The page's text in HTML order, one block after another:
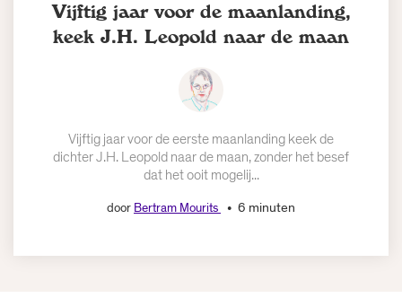
Vijftig jaar voor de maanlanding,
keek J.H. Leopold naar de maan
Vijftig jaar voor de eerste maanlanding keek de
dichter J.H. Leopold naar de maan, zonder het besef
dat het ooit mogelij...
door Bertram Mourits 6 minuten